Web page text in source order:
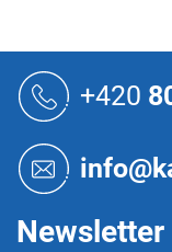
+420
Newsletter